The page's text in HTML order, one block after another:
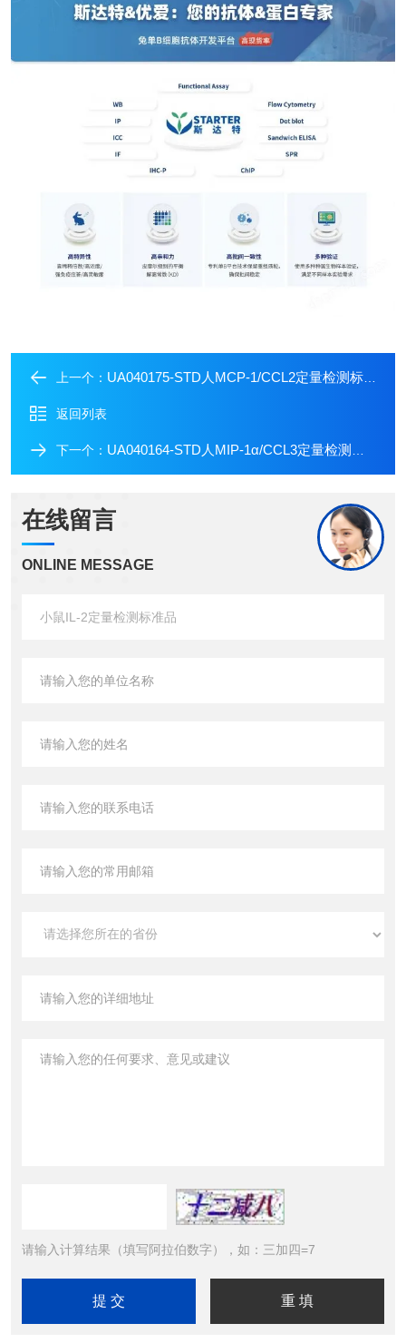
上一个： UA040175-STD人MCP-1/CCL2定量检测标准品
返回列表
下一个： UA040164-STD人MIP-1α/CCL3定量检测标准品
在线留言
ONLINE MESSAGE
请输入计算结果（填写阿拉伯数字），如：三加四=7